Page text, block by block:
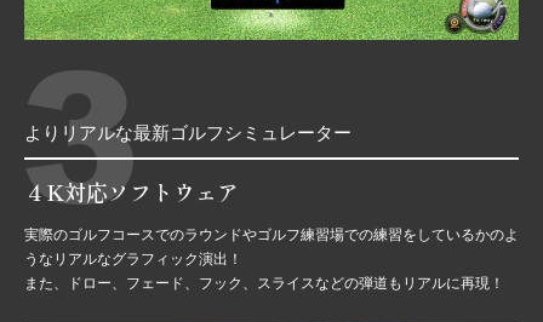
3
よりリアルな最新ゴルフシミュレーター
４K対応ソフトウェア
実際のゴルフコースでのラウンドやゴルフ練習場での練習をしているかのよ
うなリアルなグラフィック演出！
また、ドロー、フェード、フック、スライスなどの弾道もリアルに再現！